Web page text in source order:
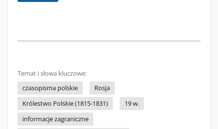
Temat i słowa kluczowe:
czasopisma polskie
Rosja
Królestwo Polskie (1815-1831)
19 w.
informacje zagraniczne